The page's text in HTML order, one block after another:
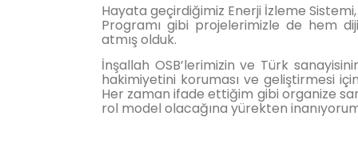
Hayata geçirdiğimiz Enerji İzleme
Programı gibi projelerimizle de hem
atmış olduk.
İnşallah OSB’lerimizin ve Türk
hakimiyetini koruması ve geliştirmesi
Her zaman ifade ettiğim gibi organize
rol model olacağına yürekten